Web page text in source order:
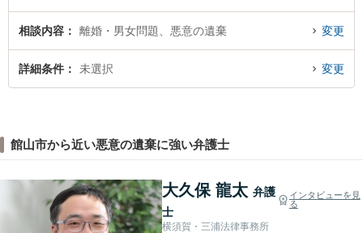
相談内容 離婚・男女問題、悪意の遺棄 変更
詳細条件 未選択 変更
館山市から近い悪意の遺棄に強い弁護士
大久保 龍太 弁護
士
インタビューを見
る
横須賀・三浦法律事務所